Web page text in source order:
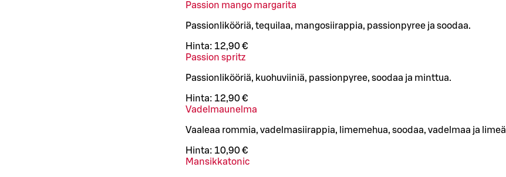
Passion mango margarita
Passionlikööriä, tequilaa, mangosiirappia, passionpyree ja soodaa.
Hinta: 12,90 €
Passion spritz
Passionlikööriä, kuohuviiniä, passionpyree, soodaa ja minttua.
Hinta: 12,90 €
Vadelmaunelma
Vaaleaa rommia, vadelmasiirappia, limemehua, soodaa, vadelmaa ja limeä
Hinta: 10,90 €
Mansikkatonic